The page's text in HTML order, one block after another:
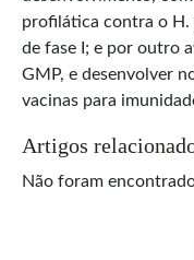
profilática contra o H.
de fase I; e por outro
GMP, e desenvolver
vacinas para
Artigos
Não foram